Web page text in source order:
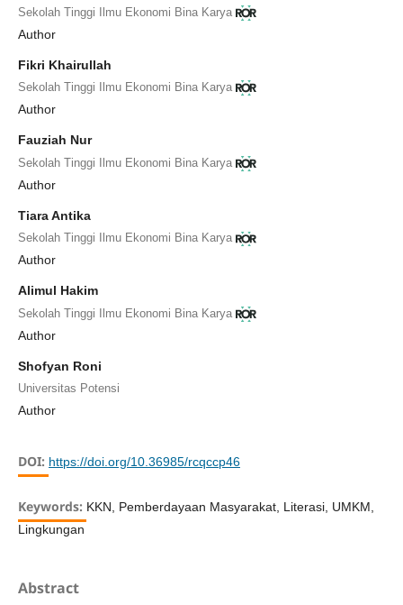
Sekolah Tinggi Ilmu Ekonomi Bina Karya
Author
Fikri Khairullah
Sekolah Tinggi Ilmu Ekonomi Bina Karya
Author
Fauziah Nur
Sekolah Tinggi Ilmu Ekonomi Bina Karya
Author
Tiara Antika
Sekolah Tinggi Ilmu Ekonomi Bina Karya
Author
Alimul Hakim
Sekolah Tinggi Ilmu Ekonomi Bina Karya
Author
Shofyan Roni
Universitas Potensi
Author
DOI: https://doi.org/10.36985/rcqccp46
Keywords: KKN, Pemberdayaan Masyarakat, Literasi, UMKM,
Lingkungan
Abstract